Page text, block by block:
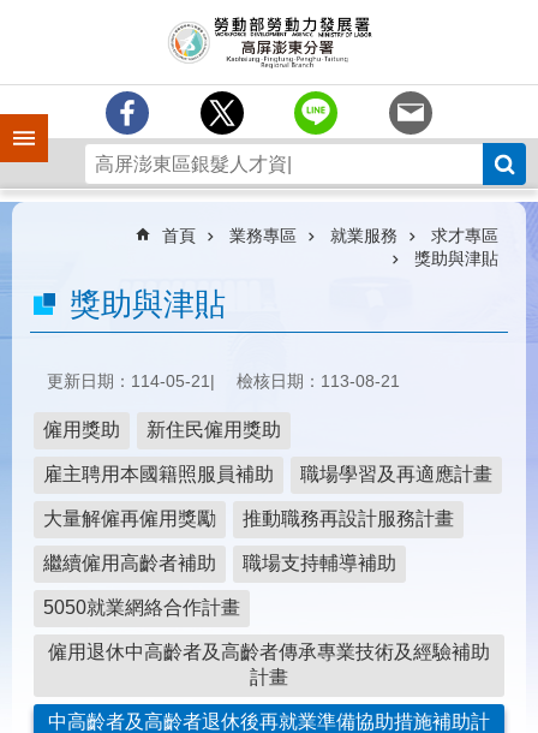
手機側欄
中
分
簡
務
載
區
常
答
首頁 業務專區 就業服務
求才專區
獎助與津貼
獎助與津貼
更新日期：114-05-21 檢核日期：113-08-21
僱用獎助 新住民僱用獎助
雇主聘用本國籍照服員補助 職場學習及再適應計畫
大量解僱再僱用獎勵 推動職務再設計服務計畫
繼續僱用高齡者補助 職場支持輔導補助
5050就業網絡合作計畫
僱用退休中高齡者及高齡者傳承專業技術及經驗補助
計畫
中高齡者及高齡者退休後再就業準備協助措施補助計